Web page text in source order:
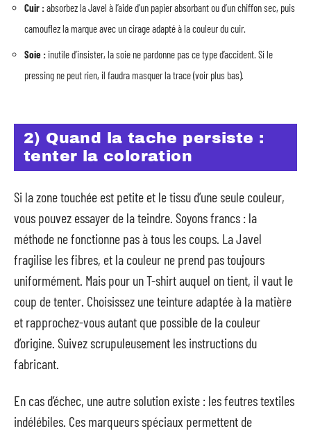
Cuir :absorbez la Javel à l’aide d’un papier absorbant ou d’un chiffon sec, puis
camouflez la marque avec un cirage adapté à la couleur du cuir.
Soie :inutile d’insister, la soie ne pardonne pas ce type d’accident. Si le
pressing ne peut rien, il faudra masquer la trace (voir plus bas).
2) Quand la tache persiste :
tenter la coloration
Si la zone touchée est petite et le tissu d’une seule couleur,
vous pouvez essayer de la teindre. Soyons francs : la
méthode ne fonctionne pas à tous les coups. La Javel
fragilise les fibres, et la couleur ne prend pas toujours
uniformément. Mais pour un T-shirt auquel on tient, il vaut le
coup de tenter. Choisissez une teinture adaptée à la matière
et rapprochez-vous autant que possible de la couleur
d’origine. Suivez scrupuleusement les instructions du
fabricant.
En cas d’échec, une autre solution existe : les feutres textiles
indélébiles. Ces marqueurs spéciaux permettent de